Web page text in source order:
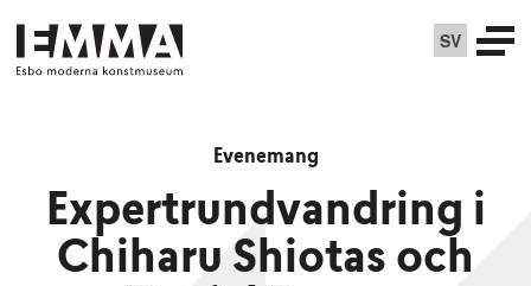
SV
Evenemang
Expertrundvandring i
Chiharu Shiotas och